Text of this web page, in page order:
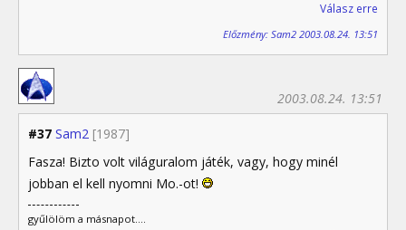
Válasz erre
Előzmény: Sam2 2003.08.24. 13:51
#37 Sam2 [1987]
2003.08.24. 13:51
Fasza! Bizto volt világuralom játék, vagy, hogy minél
jobban el kell nyomni Mo.-ot!
gyűlölöm a másnapot....